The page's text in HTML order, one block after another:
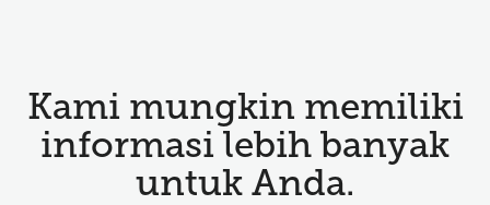
Kami mungkin memiliki
informasi lebih banyak
untuk Anda.